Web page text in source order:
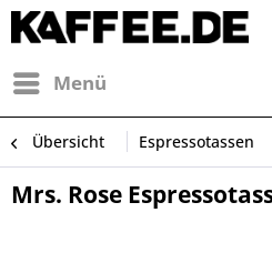
Menü
Übersicht Espressotassen
Mrs. Rose